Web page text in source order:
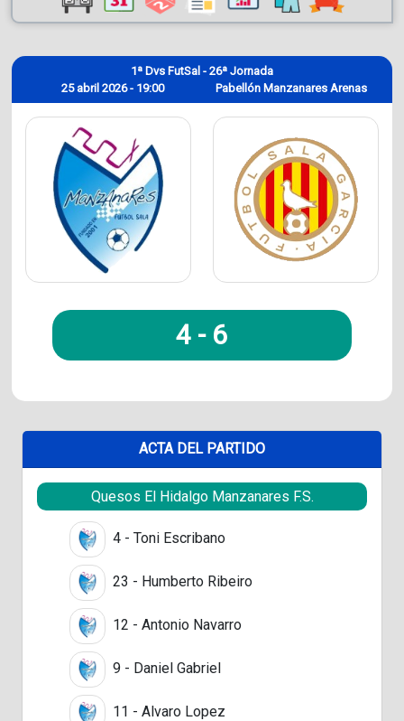
25 abril 2026 - 19:00
1ª Dvs FutSal - 26ª Jornada
Pabellón Manzanares Arenas
4 - 6
ACTA DEL PARTIDO
Quesos El Hidalgo Manzanares F.S.
4 - Toni Escribano
23 - Humberto Ribeiro
12 - Antonio Navarro
9 - Daniel Gabriel
11 - Alvaro Lopez